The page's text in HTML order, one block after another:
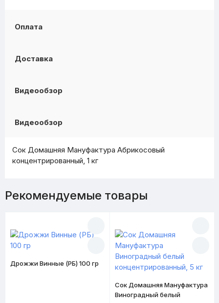
Оплата
Доставка
Видеообзор
Видеообзор
Сок Домашняя Мануфактура Абрикосовый
концентрированный, 1 кг
Рекомендуемые товары
Дрожжи Винные (РБ) 100 гр
Сок Домашняя Мануфактура
Виноградный белый